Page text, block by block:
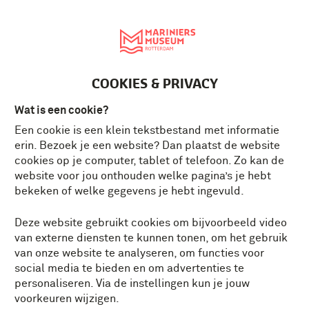
COOKIES & PRIVACY
Wat is een cookie?
Een cookie is een klein tekstbestand met informatie
erin. Bezoek je een website? Dan plaatst de website
cookies op je computer, tablet of telefoon. Zo kan de
website voor jou onthouden welke pagina’s je hebt
bekeken of welke gegevens je hebt ingevuld.
Deze website gebruikt cookies om bijvoorbeeld video
van externe diensten te kunnen tonen, om het gebruik
van onze website te analyseren, om functies voor
social media te bieden en om advertenties te
personaliseren. Via de instellingen kun je jouw
voorkeuren wijzigen.